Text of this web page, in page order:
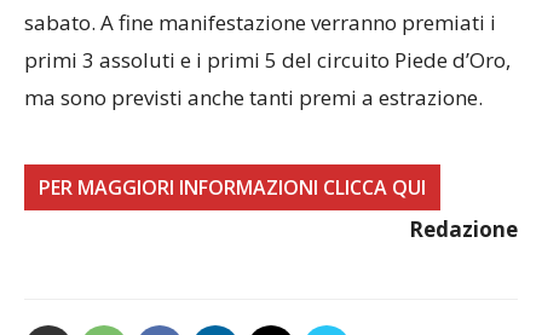
sabato. A fine manifestazione verranno premiati i
primi 3 assoluti e i primi 5 del circuito Piede d’Oro,
ma sono previsti anche tanti premi a estrazione.
PER MAGGIORI INFORMAZIONI CLICCA QUI
Redazione